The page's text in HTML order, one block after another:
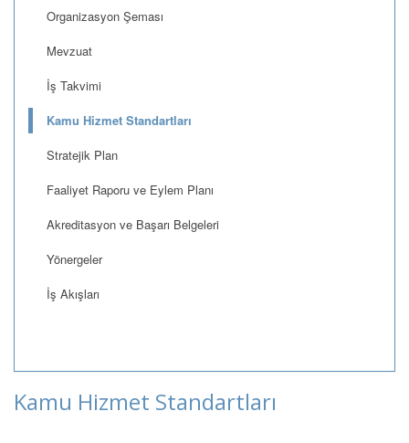
Organizasyon Şeması
Mevzuat
İş Takvimi
Kamu Hizmet Standartları
Stratejik Plan
Faaliyet Raporu ve Eylem Planı
Akreditasyon ve Başarı Belgeleri
Yönergeler
İş Akışları
Kamu Hizmet Standartları